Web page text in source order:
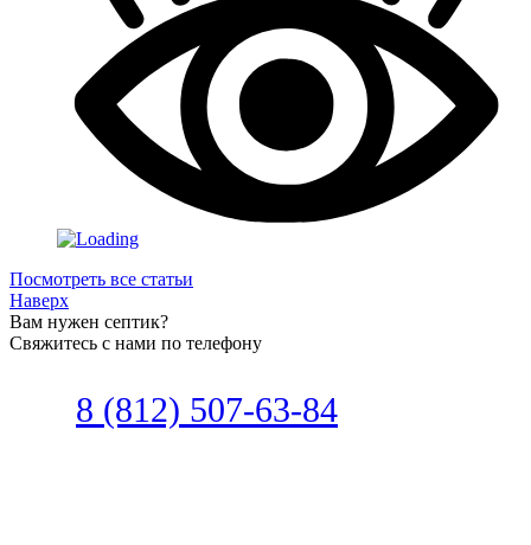
Посмотреть все статьи
Наверх
Вам нужен септик?
Свяжитесь с нами по телефону
8 (812) 507-63-84